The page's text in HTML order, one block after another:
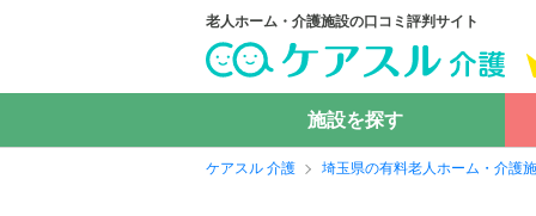
老人ホーム・介護施設の口コミ評判サイト
施設を探す
ケアスル 介護 埼玉県の有料老人ホーム・介護